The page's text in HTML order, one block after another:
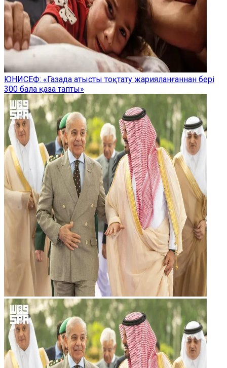
ЮНИСЕФ: «Газада атысты тоқтату жарияланғаннан бері
300 бала қаза тапты»